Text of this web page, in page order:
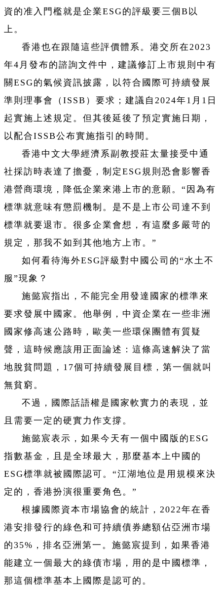
資的准入門檻就是企業ESG的評級要三個B以
上。
香港也在跟隨這些評價體系。港交所在2023
年4月發布的諮詢文件中，建議修訂上市規則中有
關ESG的氣候資訊披露，以符合國際可持續發展
準則理事會（ISSB）要求；建議自2024年1月1日
起實施上述規定。但其後延後了預定實施日期，
以配合ISSB公布實施指引的時間。
香港中文大學經濟系副教授莊太量接受中通
社採訪時表達了擔憂，制定ESG規則恐會影響香
港營商環境，降低企業來港上市的意願。“因為有
標準就意味有懲罰機制。是不是上市公司達不到
標準就要退市。很多企業會想，有這麼多嚴苛的
規定，那我不如到其他地方上市。”
如何看待海外ESG評級對中國公司的“水土不
服”現象？
施懿宸指出，不能完全用發達國家的標準來
要求發展中國家。他舉例，中資企業在一些非洲
國家修高速公路時，歐美一些環保團體有質疑
聲，這時候應該用正面論述：這條高速解決了當
地脫貧問題，17個可持續發展目標，第一個就叫
無貧窮。
不過，國際話語權是國家軟實力的表現，並
且需要一定的硬實力作支撐。
施懿宸表示，如果今天有一個中國版的ESG
指數基金，且是全球最大，那麼基本上中國的
ESG標準就被國際認可。“江湖地位是用規模來決
定的，香港扮演很重要角色。”
根據國際資本市場協會的統計，2022年在香
港安排發行的綠色和可持續債券總額佔亞洲市場
的35%，排名亞洲第一。施懿宸提到，如果香港
能建立一個最大的綠債市場，用的是中國標準，
那這個標準基本上國際是認可的。